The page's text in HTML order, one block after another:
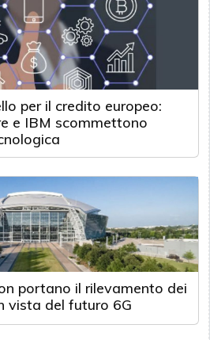
per il credito europeo:
e IBM scommettono
portano il rilevamento dei
vista del futuro 6G